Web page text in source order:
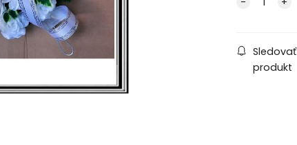
Sledovať
produkt